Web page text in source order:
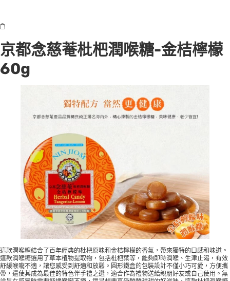
京都念慈菴枇杷潤喉糖-金桔檸檬
60g
這款潤喉糖結合了百年經典的枇杷原味和金桔檸檬的香氣，帶來獨特的口感和味道。
這款潤喉糖選用了草本植物提取物，包括枇杷葉等，能夠即時潤喉、生津止渴，有效
舒緩喉嚨不適，讓您感受到舒適和放鬆。圓形鐵盒的包裝設計不僅小巧可愛，方便攜
帶，還使其成為最佳的特色伴手禮之選，適合作為禮物送給親朋好友或自己使用。無